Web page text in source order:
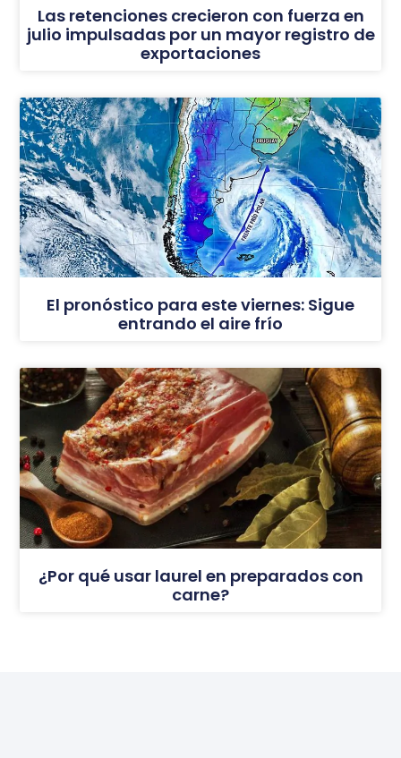
Las retenciones crecieron con fuerza en
julio impulsadas por un mayor registro de
exportaciones
El pronóstico para este viernes: Sigue
entrando el aire frío
¿Por qué usar laurel en preparados con
carne?